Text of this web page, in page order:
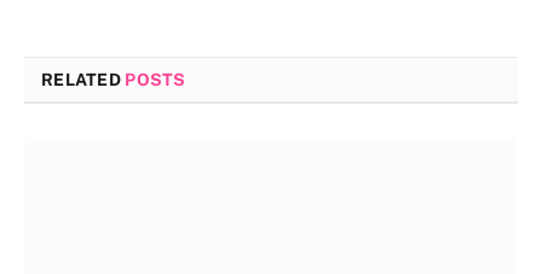
RELATED POSTS